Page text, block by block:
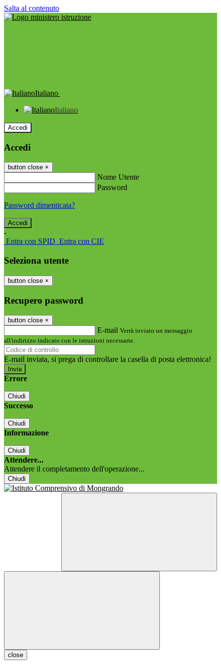
Salta al contenuto
Italiano
Italiano
Accedi
Accedi
button close ×
Nome Utente
Password
Password dimenticata?
-
Entra con SPID Entra con CIE
Seleziona utente
button close ×
Recupero password
button close ×
E-mail Verrà inviato un messaggio
all'indirizzo indicato con le istruzioni necessarie.
E-mail inviata, si prega di controllare la casella di posta elettronica!
Errore
Chiudi
Successo
Chiudi
Informazione
Chiudi
Attendere...
Attendere il completamento dell'operazione...
Chiudi
close